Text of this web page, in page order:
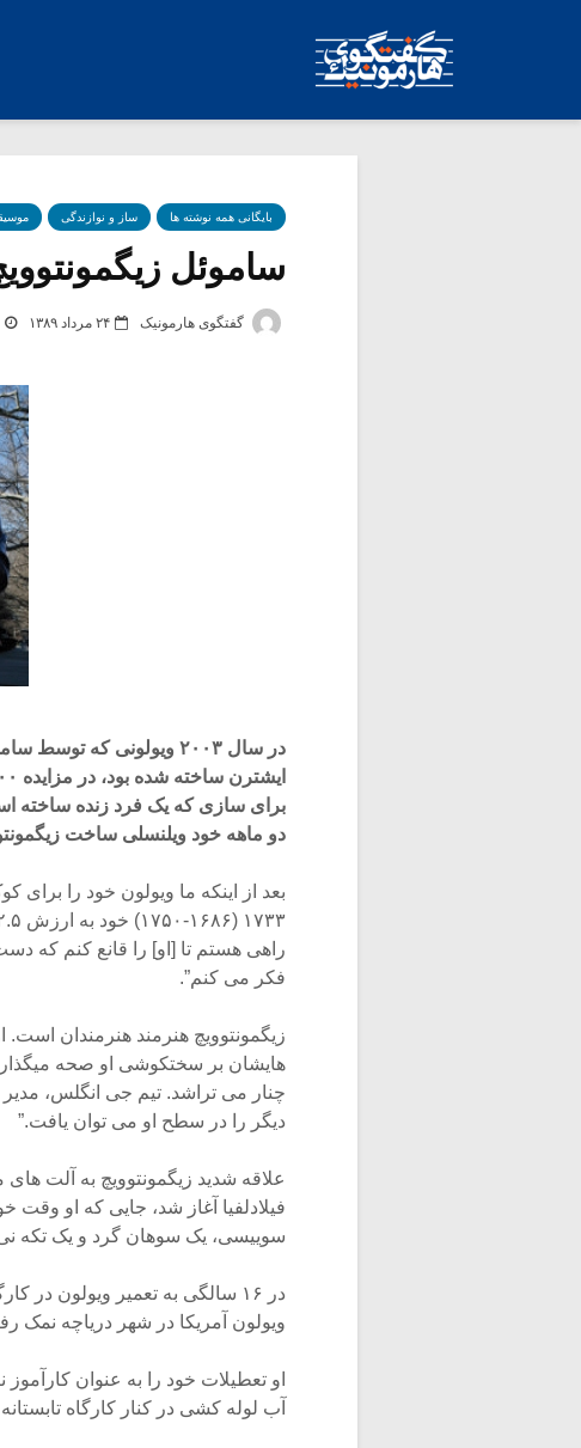
بایگانی همه نوشته ها ساز و نوازندگی
ساموئل
گفتگوی هارمونیک ۲۴ مرداد ۱۳۸۹
برای سازی که یک فرد زنده ساخته
دو ماهه خود ویلنسلی ساخت زیگمونتوویچ را نواخت
بعد از اینکه ما ویولون خود را
راهی هستم تا [او] را قانع کنم که
فکر می کنم”.
زیگمونتوویچ هنرمند هنرمندان
هایشان بر سختکوشی او صحه
دیگر را در سطح او می توان یافت.”
فیلادلفیا آغاز شد، جایی که او
سوییسی، یک سوهان گرد و یک تکه
ویولون آمریکا در شهر دریاچه نمک
او تعطیلات خود را به عنوان
آب لوله کشی در کنار کارگاه